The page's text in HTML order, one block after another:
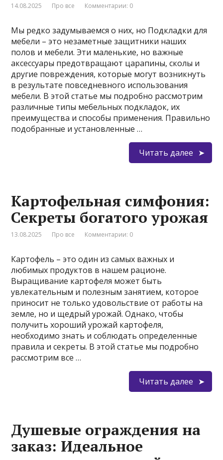
14.08.2025 Про все Комментарии: 0
Мы редко задумываемся о них, но Подкладки для
мебели – это незаметные защитники наших
полов и мебели. Эти маленькие, но важные
аксессуары предотвращают царапины, сколы и
другие повреждения, которые могут возникнуть
в результате повседневного использования
мебели. В этой статье мы подробно рассмотрим
различные типы мебельных подкладок, их
преимущества и способы применения. Правильно
подобранные и установленные …
Читать далее
Картофельная симфония:
Секреты богатого урожая
13.08.2025 Про все Комментарии: 0
Картофель – это один из самых важных и
любимых продуктов в нашем рационе.
Выращивание картофеля может быть
увлекательным и полезным занятием, которое
приносит не только удовольствие от работы на
земле, но и щедрый урожай. Однако, чтобы
получить хороший урожай картофеля,
необходимо знать и соблюдать определенные
правила и секреты. В этой статье мы подробно
рассмотрим все …
Читать далее
Душевые ограждения на
заказ: Идеальное